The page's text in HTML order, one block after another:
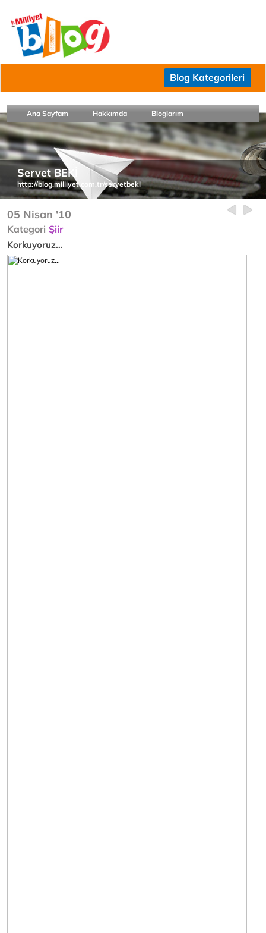
Blog Kategorileri
Ana Sayfam Hakkımda Bloglarım
Servet BEKİ
http://blog.milliyet.com.tr/servetbeki
05 Nisan '10
Kategori Şiir
Korkuyoruz...